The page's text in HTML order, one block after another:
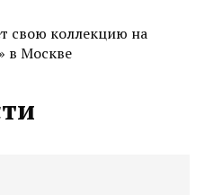
свою коллекцию на
в Москве